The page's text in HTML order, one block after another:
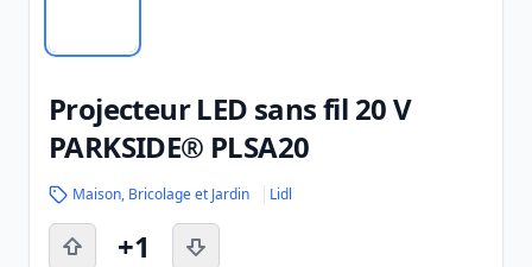
Projecteur LED sans fil 20 V
PARKSIDE® PLSA20
Maison, Bricolage et Jardin Lidl
+1